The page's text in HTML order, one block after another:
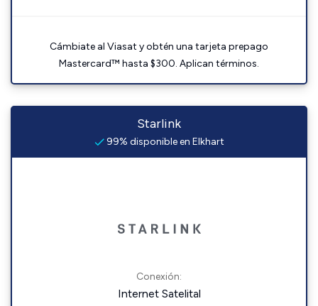
Cámbiate al Viasat y obtén una tarjeta prepago
Mastercard™ hasta $300. Aplican términos.
Starlink
99% disponible en Elkhart
Conexión:
Internet Satelital